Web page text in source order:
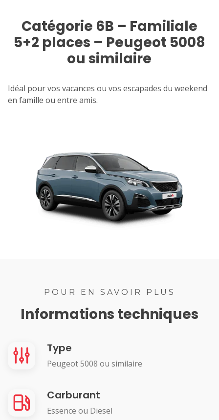
17 18 20 21
25 26
septembre 2026
14 15 16 17
21 23 24
28 29 30
Catégorie 6B – Familiale
5+2 places – Peugeot 5008
ou similaire
Idéal pour vos vacances ou vos escapades du weekend
en famille ou entre amis.
POUR EN SAVOIR PLUS
Informations techniques
Type
Peugeot 5008 ou similaire
Carburant
Essence ou Diesel